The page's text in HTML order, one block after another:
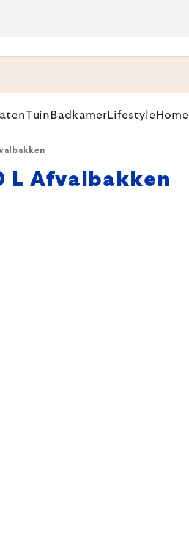
Tuin BadkamerLifestyle Home
L Afvalbakken